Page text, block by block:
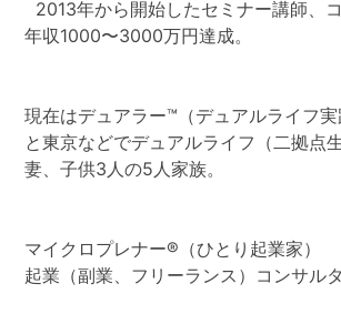
2013年から開始したセミナー講師、
年収1000〜3000万円達成。
現在はデュアラー™（デュアルライフ
と東京などでデュアルライフ（二拠点
妻、子供3人の5人家族。
マイクロプレナー®（ひとり起業家）
起業（副業、フリーランス）コンサル